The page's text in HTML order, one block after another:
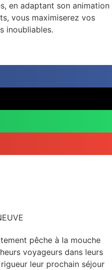
en adaptant son animation
vous maximiserez vos
inoubliables.
pêche à la mouche
voyageurs dans leurs
leur prochain séjour